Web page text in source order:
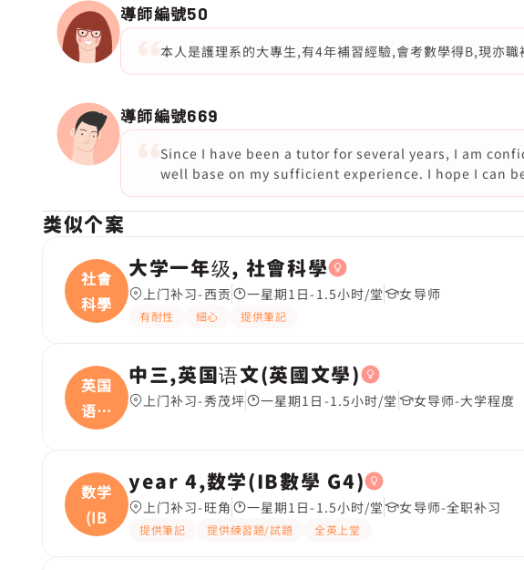
導師編號50
本人是護理系的大專生,有4年補習經驗,會考數學得B,現亦
導師編號669
Since I have been a tutor for several years, I am
well base on my sufficient experience. I hope I can
类似个案
社會
科學
大学一年级, 社會科學
上门补习-西贡 一星期1日-1.5小时/堂 女导师
有耐性 細心 提供筆記
英国
语文
(
中三,英国语文(英國文學)
上门补习-秀茂坪 一星期1日-1.5小时/堂 女导师-大学程度
数学
(IB
year 4,数学(IB數學 G4)
上门补习-旺角 一星期1日-1.5小时/堂 女导师-全职补习
提供筆記 提供練習題/試題 全英上堂